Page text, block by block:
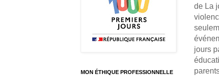
de La
jours
MON ÉTHIQUE PROFESSIONNELLE